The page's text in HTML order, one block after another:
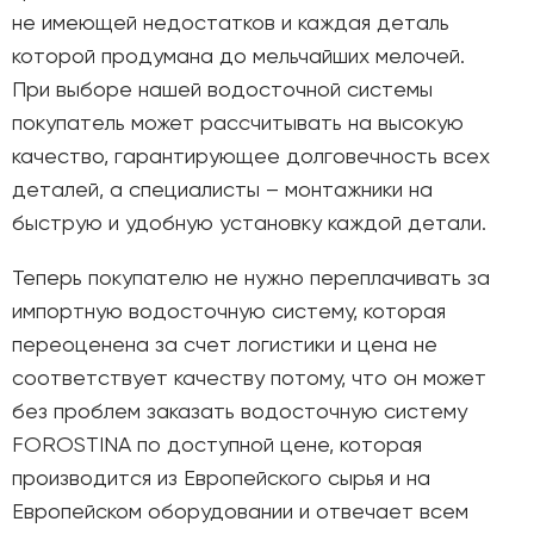
не имеющей недостатков и каждая деталь
которой продумана до мельчайших мелочей.
При выборе нашей водосточной системы
покупатель может рассчитывать на высокую
качество, гарантирующее долговечность всех
деталей, а специалисты – монтажники на
быструю и удобную установку каждой детали.
Теперь покупателю не нужно переплачивать за
импортную водосточную систему, которая
переоценена за счет логистики и цена не
соответствует качеству потому, что он может
без проблем заказать водосточную систему
FOROSTINA по доступной цене, которая
производится из Европейского сырья и на
Европейском оборудовании и отвечает всем